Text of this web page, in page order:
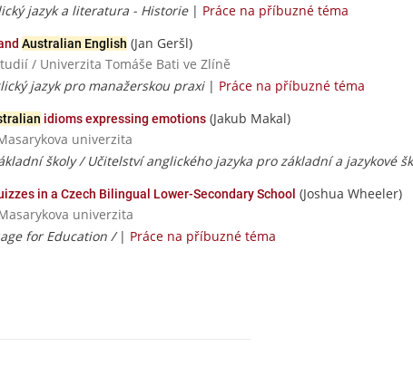
jazyk a literatura - Historie| Práce na příbuzné téma
Australian English (Jan Geršl)
/ Univerzita Tomáše Bati ve Zlíně
jazyk pro manažerskou praxi| Práce na příbuzné téma
idioms expressing emotions (Jakub Makal)
univerzita
školy / Učitelství anglického jazyka pro základní a jazykové
in a Czech Bilingual Lower-Secondary School (Joshua Wheeler)
univerzita
for Education / | Práce na příbuzné téma